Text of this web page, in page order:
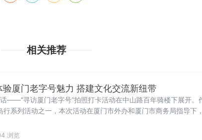
相关推荐
厦门老字号魅力 搭建文化交流新纽带
——“寻访厦门老字号”拍照打卡活动在中山路百年骑楼下展开。
系列活动之一，本次活动在厦门市外办和厦门市商务局指导下
浏览